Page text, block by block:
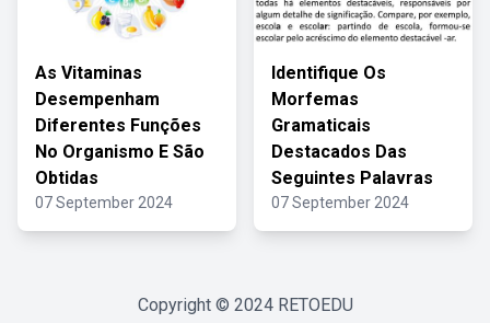
As Vitaminas
Desempenham
Diferentes Funções
No Organismo E São
Obtidas
07 September 2024
Identifique Os
Morfemas
Gramaticais
Destacados Das
Seguintes Palavras
07 September 2024
Copyright © 2024 RETOEDU